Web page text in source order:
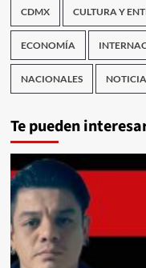
CDMX CULTURA Y
ECONOMÍA
NACIONALES
Te pueden